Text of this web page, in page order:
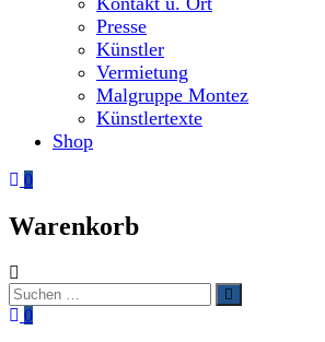
Presse
Künstler
Vermietung
Malgruppe Montez
Künstlertexte
Shop
0
Warenkorb
Suchen
nach:
Suchen
0